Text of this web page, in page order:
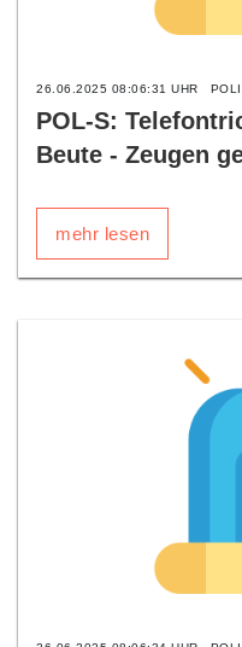
26.06.2025 08:06:31 UHR
POL-S:
Beute - Zeugen
mehr lesen